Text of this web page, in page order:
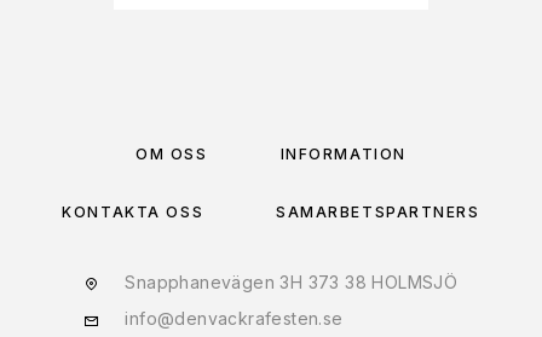
OM OSS INFORMATION
KONTAKTA OSS SAMARBETSPARTNERS
Snapphanevägen 3H 373 38 HOLMSJÖ
info@denvackrafesten.se